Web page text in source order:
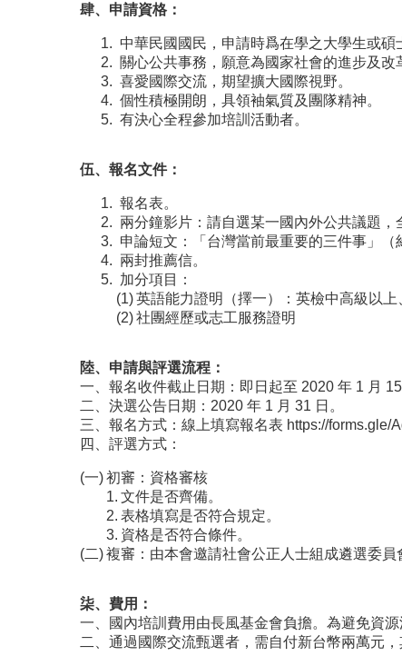
肆、申請資格：
中華民國國民，申請時爲在學之大學生或碩
關心公共事務，願意為國家社會的進步及改
喜愛國際交流，期望擴大國際視野。
個性積極開朗，具領袖氣質及團隊精神。
有決心全程參加培訓活動者。
伍、報名文件：
報名表。
兩分鐘影片：請自選某一國內外公共議題
申論短文：「台灣當前最重要的三件事」（
兩封推薦信。
加分項目：
英語能力證明（擇一）：英檢中高級以上
社團經歷或志工服務證明
陸、申請與評選流程：
一、報名收件截止日期：即日起至 2020 年 1 月 15
二、決選公告日期：2020 年 1 月 31 日。
三、報名方式：線上填寫報名表 https://forms.gle/
四、評選方式：
初審：資格審核
文件是否齊備。
表格填寫是否符合規定。
資格是否符合條件。
複審：由本會邀請社會公正人士組成遴選委員
柒、費用：
一、國內培訓費用由長風基金會負擔。為避免資
二、通過國際交流甄選者，需自付新台幣兩萬元